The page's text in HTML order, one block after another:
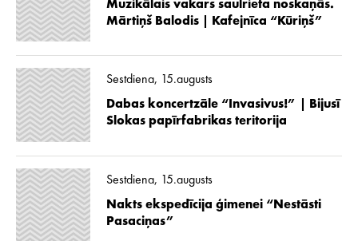
Muzikālais vakars saulrieta noskaņās.
Mārtiņš Balodis | Kafejnīca “Kūriņš”
Sestdiena, 15.augusts
Dabas koncertzāle “Invasivus!” | Bijusī
Slokas papīrfabrikas teritorija
Sestdiena, 15.augusts
Nakts ekspedīcija ģimenei “Nestāsti
Pasaciņas”